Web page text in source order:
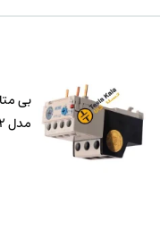
بی
مدل PFR22 تنظیمات 9 :13